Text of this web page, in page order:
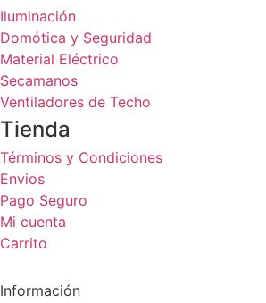
Iluminación
Domótica y Seguridad
Material Eléctrico
Secamanos
Ventiladores de Techo
Tienda
Términos y Condiciones
Envios
Pago Seguro
Mi cuenta
Carrito
Información